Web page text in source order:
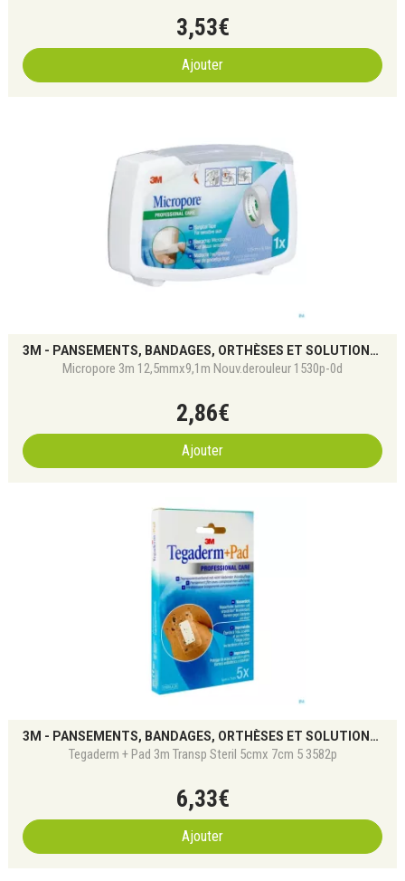
3,53€
Ajouter
3M - PANSEMENTS, BANDAGES, ORTHÈSES ET SOLUTIONS DE SOIN
Micropore 3m 12,5mmx9,1m Nouv.derouleur 1530p-0d
2,86€
Ajouter
3M - PANSEMENTS, BANDAGES, ORTHÈSES ET SOLUTIONS DE SOIN
Tegaderm + Pad 3m Transp Steril 5cmx 7cm 5 3582p
6,33€
Ajouter